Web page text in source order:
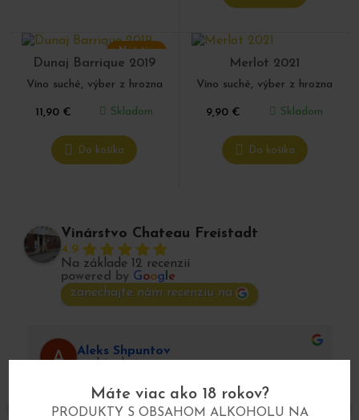
Máte viac ako 18 rokov?
PRODUKTY S OBSAHOM ALKOHOLU NA
Náš tip
Dunaj Barrique 2019
Víno suché, výber z hrozna
11,90 € Skladom
Do košíka
Merlot 2021
Víno suché, výber z hrozna
9,90 € Skladom
Do košíka
Vinárstvo Chateau Freistadt
4.9
Na základe 12 recenzií
powered by Goog e
zanechajte nám recenziu na
Aleks Shpuntov
pred 4 rokmi
Dobre víno!